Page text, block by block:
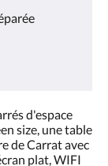
d'espace
size, une table
de Carrat avec
plat, WIFI